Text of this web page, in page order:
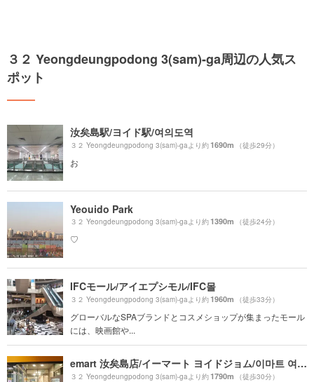
３２ Yeongdeungpodong 3(sam)-ga周辺の人気ス
ポット
汝矣島駅/ヨイド駅/여의도역
３２ Yeongdeungpodong 3(sam)-gaより約1690m （徒歩29分）
お
Yeouido Park
３２ Yeongdeungpodong 3(sam)-gaより約1390m （徒歩24分）
♡
IFCモール/アイエプシモル/IFC몰
３２ Yeongdeungpodong 3(sam)-gaより約1960m （徒歩33分）
グローバルなSPAブランドとコスメショップが集まったモール
には、映画館や...
emart 汝矣島店/イーマート ヨイドジョム/이마트 여의도점
３２ Yeongdeungpodong 3(sam)-gaより約1790m （徒歩30分）